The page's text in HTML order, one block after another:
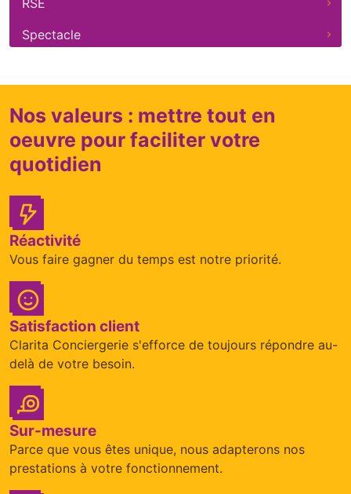
RSE
Spectacle
Nos valeurs : mettre tout en
oeuvre pour faciliter votre
quotidien
Réactivité
Vous faire gagner du temps est notre priorité.
Satisfaction client
Clarita Conciergerie s'efforce de toujours répondre au-
delà de votre besoin.
Sur-mesure
Parce que vous êtes unique, nous adapterons nos
prestations à votre fonctionnement.